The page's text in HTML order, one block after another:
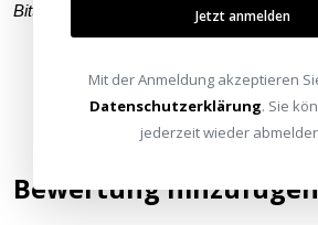
Bitte füllen Sie alle Pflichtfelder (*) aus
Bewertung hinzufügen
Jetzt anmelden
Mit der Anmeldung akzeptieren
Datenschutzerklärung. Sie
jederzeit wieder